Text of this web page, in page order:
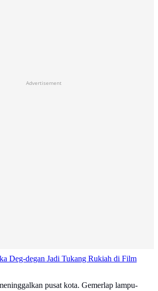
Advertisement
Deg-degan Jadi Tukang Rukiah di Film
pusat kota. Gemerlap lampu-